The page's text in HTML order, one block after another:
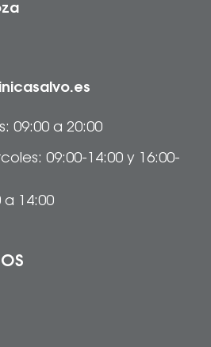
09:00 a 20:00
09:00-14:00 y 16:00-
a 14:00